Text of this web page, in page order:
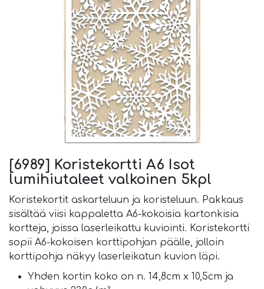
[6989] Koristekortti A6 Isot
lumihiutaleet valkoinen 5kpl
Koristekortit askarteluun ja koristeluun. Pakkaus
sisältää viisi kappaletta A6-kokoisia kartonkisia
kortteja, joissa laserleikattu kuviointi. Koristekortti
sopii A6-kokoisen korttipohjan päälle, jolloin
korttipohja näkyy laserleikatun kuvion läpi.
Yhden kortin koko on n. 14,8cm x 10,5cm ja